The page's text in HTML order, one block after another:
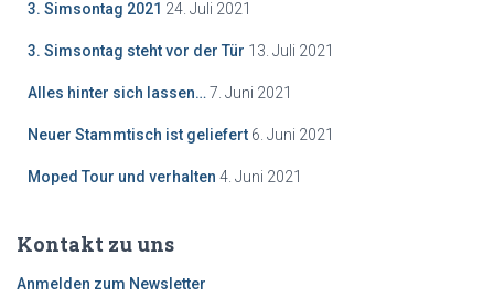
3. Simsontag 2021 24. Juli 2021
3. Simsontag steht vor der Tür 13. Juli 2021
Alles hinter sich lassen… 7. Juni 2021
Neuer Stammtisch ist geliefert 6. Juni 2021
Moped Tour und verhalten 4. Juni 2021
Kontakt zu uns
Anmelden zum Newsletter